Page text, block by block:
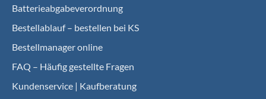
Batterieabgabeverordnung
Bestellablauf – bestellen bei KS
Bestellmanager online
FAQ – Häufig gestellte Fragen
Kundenservice | Kaufberatung